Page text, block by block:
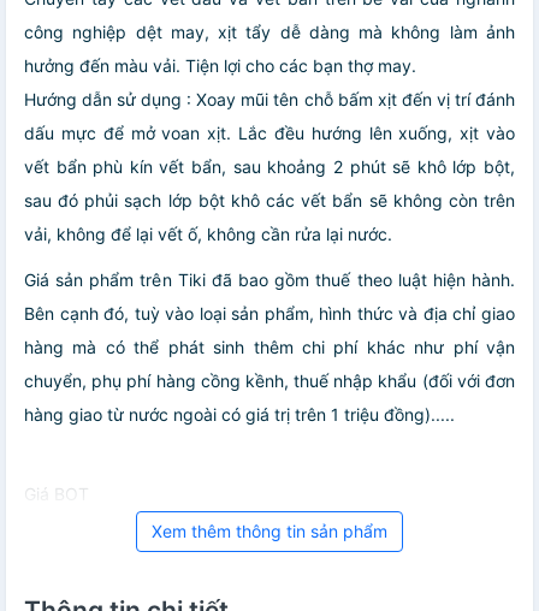
công nghiệp dệt may, xịt tẩy dễ dàng mà không làm ảnh
hưởng đến màu vải. Tiện lợi cho các bạn thợ may.
Hướng dẫn sử dụng : Xoay mũi tên chỗ bấm xịt đến vị trí đánh
dấu mực để mở voan xịt. Lắc đều hướng lên xuống, xịt vào
vết bẩn phù kín vết bẩn, sau khoảng 2 phút sẽ khô lớp bột,
sau đó phủi sạch lớp bột khô các vết bẩn sẽ không còn trên
vải, không để lại vết ố, không cần rửa lại nước.
Giá sản phẩm trên Tiki đã bao gồm thuế theo luật hiện hành.
Bên cạnh đó, tuỳ vào loại sản phẩm, hình thức và địa chỉ giao
hàng mà có thể phát sinh thêm chi phí khác như phí vận
chuyển, phụ phí hàng cồng kềnh, thuế nhập khẩu (đối với đơn
hàng giao từ nước ngoài có giá trị trên 1 triệu đồng).....
Giá BOT
Xem thêm thông tin sản phẩm